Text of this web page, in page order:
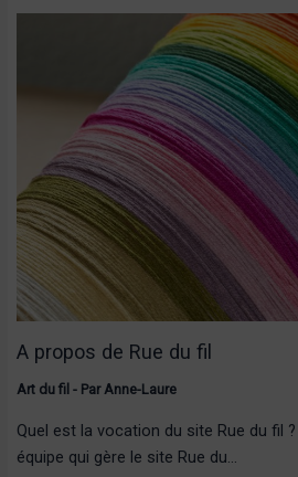
A propos de Rue du fil
Art du fil - ParAnne-Laure
Quel est la vocation du site Rue du fil
équipe qui gère le site Rue du…